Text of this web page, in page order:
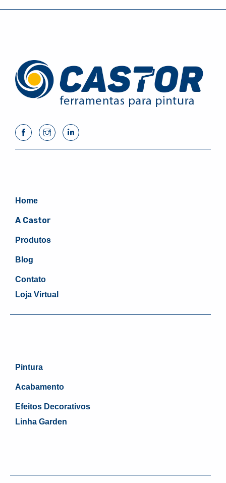
Home
A Castor
Produtos
Blog
Contato
Loja Virtual
Pintura
Acabamento
Efeitos Decorativos
Linha Garden